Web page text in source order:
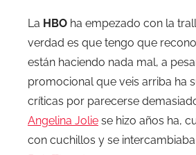
La HBO ha empezado con la
verdad es que tengo que
están haciendo nada mal, a
promocional que veis arriba ha
críticas por parecerse
Angelina Jolie se hizo años ha,
con cuchillos y se